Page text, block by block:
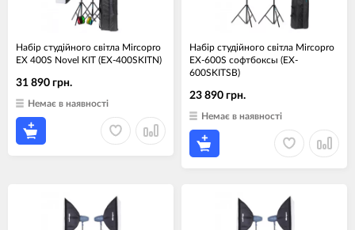
Набір студійного світла Mircopro
EX 400S Novel KIT (EX-400SKITN)
31 890 грн.
Немає в наявності
Набір студійного світла Mircopro
EX-600S софтбоксы (EX-
600SKITSB)
23 890 грн.
Немає в наявності